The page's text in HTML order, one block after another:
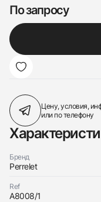
По запросу
Цену, условия,
или по телефону
Бренд
Perrelet
Ref
A8008/1